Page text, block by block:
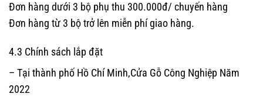
Đơn hàng dưới 3 bộ phụ thu 300.000đ/ chuyến hàng
Đơn hàng từ 3 bộ trở lên miễn phí giao hàng.
4.3 Chính sách lắp đặt
– Tại thành phố Hồ Chí Minh,Cửa Gỗ Công Nghiệp Năm
2022